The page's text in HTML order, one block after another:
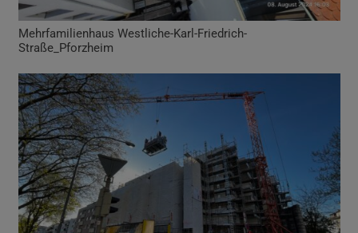
Mehrfamilienhaus Westliche-Karl-Friedrich-
Straße_Pforzheim